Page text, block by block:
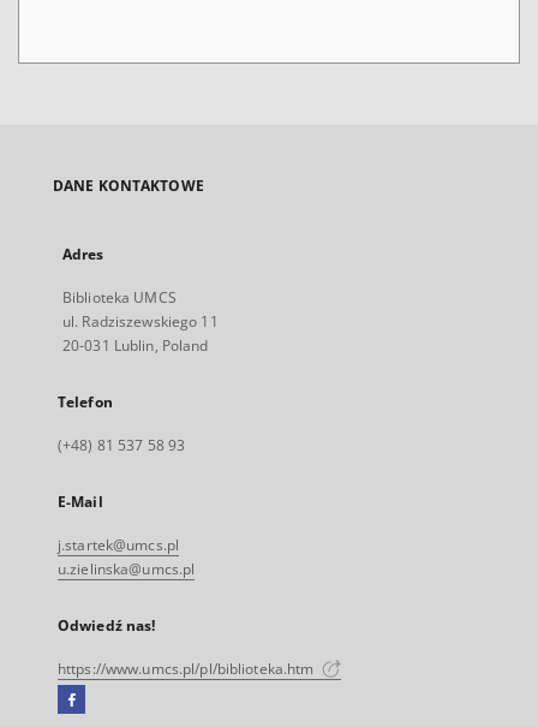
DANE KONTAKTOWE
Adres
Biblioteka UMCS
ul. Radziszewskiego 11
20-031 Lublin, Poland
Telefon
(+48) 81 537 58 93
E-Mail
j.startek@umcs.pl
u.zielinska@umcs.pl
Odwiedź nas!
https://www.umcs.pl/pl/biblioteka.htm
Facebook